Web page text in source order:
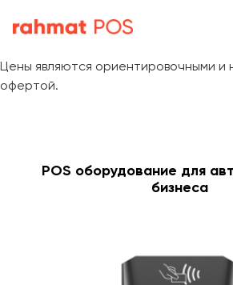
Цены являются ориентировочными и
офертой.
POS оборудование для
бизнеса